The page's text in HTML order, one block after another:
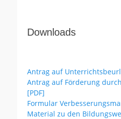
Downloads
Antrag auf
Antrag auf Förderung
[PDF]
Formular
Material zu den